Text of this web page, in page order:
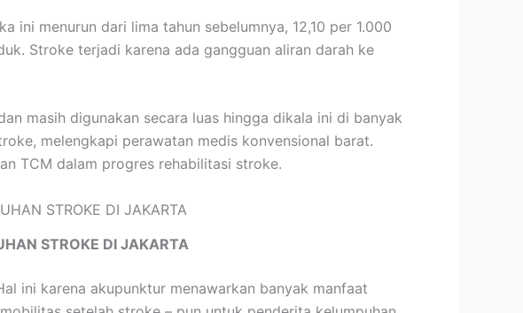
ini menurun dari lima tahun sebelumnya, 12,10 per 1.000
Stroke terjadi karena ada gangguan aliran darah ke
masih digunakan secara luas hingga dikala ini di banyak
melengkapi perawatan medis konvensional barat.
TCM dalam progres rehabilitasi stroke.
STROKE DI JAKARTA
ini karena akupunktur menawarkan banyak manfaat